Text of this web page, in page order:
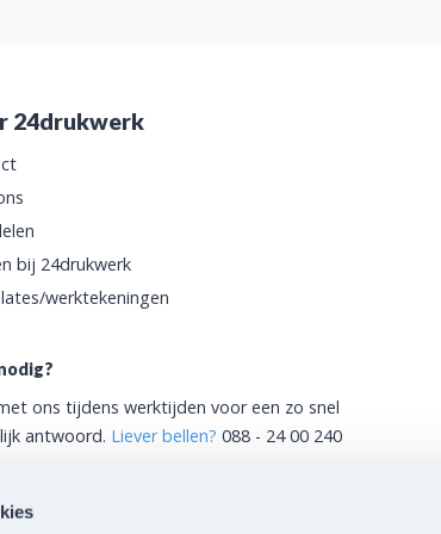
24drukwerk
bij 24drukwerk
werktekeningen
ons tijdens werktijden voor een zo snel
antwoord. Liever bellen? 088 - 24 00 240